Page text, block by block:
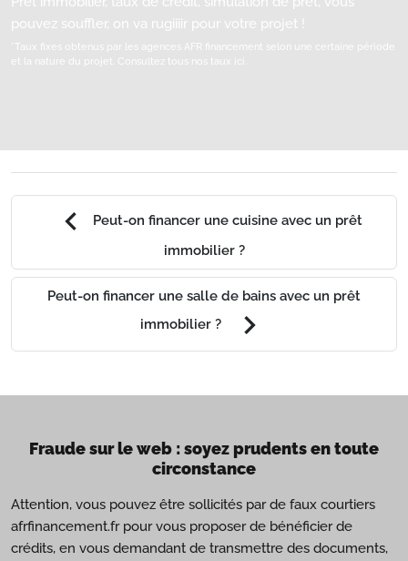
pouvez souffler, on va rugiiiir pour votre projet !
*Taux fixes obtenus par les agences AFR financement selon une certaine période
et la nature du projet.
Consultez tous nos taux ici.
chevron_left
Peut-on financer une cuisine avec un prêt
immobilier ?
Peut-on financer une salle de bains avec un prêt
immobilier ?
chevron_right
Fraude sur le web : soyez prudents en toute
circonstance
Attention, vous pouvez être sollicités par de faux courtiers
afrfinancement.fr pour vous proposer de bénéficier de
crédits, en vous demandant de transmettre des documents,